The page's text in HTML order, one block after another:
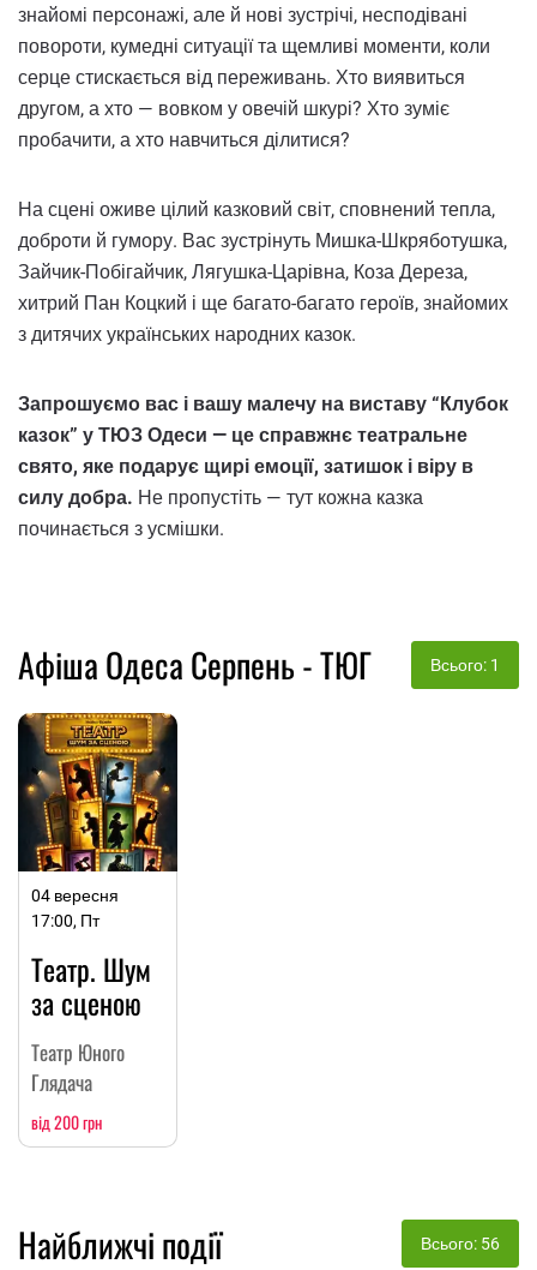
знайомі персонажі, але й нові зустрічі, несподівані
повороти, кумедні ситуації та щемливі моменти, коли
серце стискається від переживань. Хто виявиться
другом, а хто — вовком у овечій шкурі? Хто зуміє
пробачити, а хто навчиться ділитися?
На сцені оживе цілий казковий світ, сповнений тепла,
доброти й гумору. Вас зустрінуть Мишка-Шкряботушка,
Зайчик-Побігайчик, Лягушка-Царівна, Коза Дереза,
хитрий Пан Коцкий і ще багато-багато героїв, знайомих
з дитячих українських народних казок.
Запрошуємо вас і вашу малечу на виставу “Клубок
казок” у ТЮЗ Одеси — це справжнє театральне
свято, яке подарує щирі емоції, затишок і віру в
силу добра. Не пропустіть — тут кожна казка
починається з усмішки.
Афіша Одеса Серпень - ТЮГ Всього: 1
04 вересня
17:00, Пт
Театр. Шум
за сценою
Театр Юного
Глядача
від 200 грн
Найближчі події Всього: 56